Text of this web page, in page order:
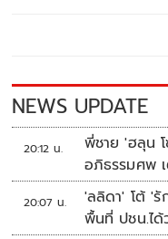
NEWS UPDATE
20:12 น.
พี่ชาย 'ฮลุน
อภิธรรมศพ
ส.ค.
20:07 น.
'ลลิดา' โต้ '
พื้นที่ ปชน.ได้